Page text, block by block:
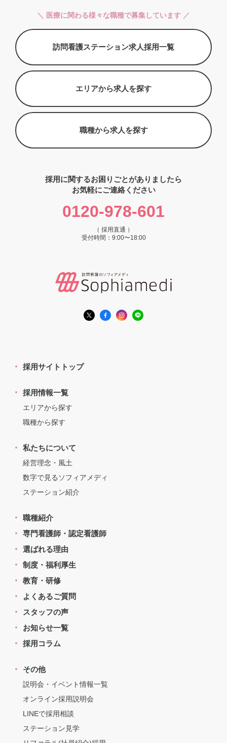
＼ 医療に関わる様々な職種で募集しています ／
訪問看護ステーション求人採用一覧
エリアから求人を探す
職種から求人を探す
採用に関するお困りごとがありましたら
お気軽にご連絡ください
0120-978-601
（ 採用直通 ）
受付時間：9:00〜18:00
採用サイトトップ
採用情報一覧
エリアから探す
職種から探す
私たちについて
経営理念・風土
数字で見るソフィアメディ
ステーション紹介
職種紹介
専門看護師・認定看護師
選ばれる理由
制度・福利厚生
教育・研修
よくあるご質問
スタッフの声
お知らせ一覧
採用コラム
その他
説明会・イベント情報一覧
オンライン採用説明会
LINEで採用相談
ステーション見学